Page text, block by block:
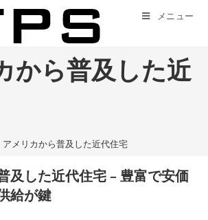
メニュー
から普及した近
アメリカから普及した近代住宅
及した近代住宅 – 豊富で安価
給が鍵